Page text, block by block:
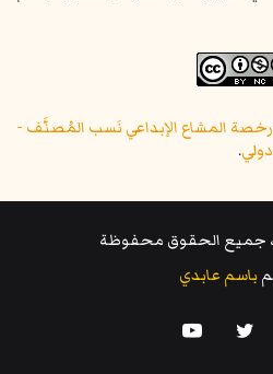
رخصة المشاع الإبداعي نَسب المُصنَّف -
.
باسم عابدي
تويتر يوتيوب